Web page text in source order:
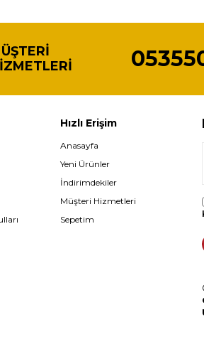
Hızlı Erişim
Anasayfa
Yeni Ürünler
İndirimdekiler
Müşteri Hizmetleri
Sepetim